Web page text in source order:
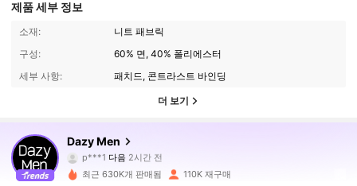
제품 세부 정보
소재:
니트 패브릭
구성:
60% 면, 40% 폴리에스터
세부 사항:
패치드, 콘트라스트 바인딩
더 보기
Dazy Men
p***1 다음 2시간 전
9***9 가 탐색 중입니다
4.81 140K 팔로워
최근 630K개 판매됨 110K 재구매